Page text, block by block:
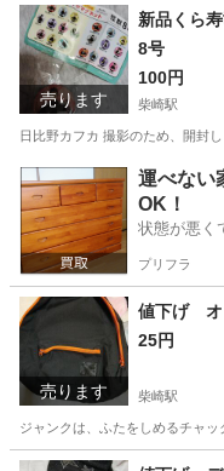
東京 調布市 柴崎駅
売ります
新品くら
8号
100円
柴崎駅
日比野カフカ 撮影のため、開封
東京 調布市 柴崎駅
運べない
OK！
状態が悪く
プリフラ
売ります
値下げ オ
25円
柴崎駅
ジャンクは、ふたをしめるチャ
東京 調布市 柴崎駅